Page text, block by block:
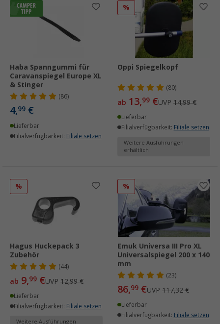
Haba Spanngummi für
Caravanspiegel Europe XL
& Stinger
(86)
4,99 €
Lieferbar
Filialverfügbarkeit: Filiale setzen
%
Oppi Spiegelkopf
(80)
ab 13,99 €UVP 14,99 €
Lieferbar
Filialverfügbarkeit: Filiale setzen
Weitere Ausführungen
erhältlich
%
Hagus Huckepack 3
Zubehör
(44)
ab 9,99 €UVP 12,99 €
Lieferbar
Filialverfügbarkeit: Filiale setzen
Weitere Ausführungen
%
Emuk Universa III Pro XL
Universalspiegel 200 x 140
mm
(23)
86,99 €UVP 117,32 €
Lieferbar
Filialverfügbarkeit: Filiale setzen